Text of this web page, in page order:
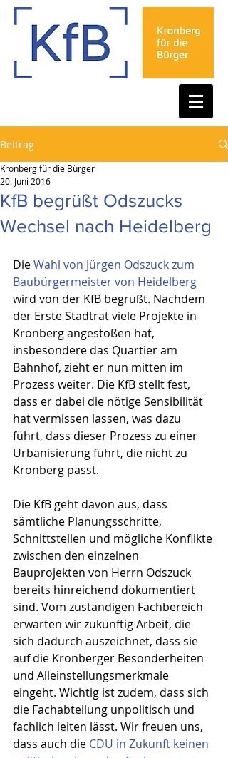
Beitrag
KfB begrüßt Odszucks
Wechsel nach Heidelberg
Kronberg für die Bürger
20. Juni 2016
Die Wahl von Jürgen Odszuck zum
Baubürgermeister von Heidelberg
wird von der KfB begrüßt. Nachdem
der Erste Stadtrat viele Projekte in
Kronberg angestoßen hat,
insbesondere das Quartier am
Bahnhof, zieht er nun mitten im
Prozess weiter. Die KfB stellt fest,
dass er dabei die nötige Sensibilität
hat vermissen lassen, was dazu
führt, dass dieser Prozess zu einer
Urbanisierung führt, die nicht zu
Kronberg passt.
Die KfB geht davon aus, dass
sämtliche Planungsschritte,
Schnittstellen und mögliche Konflikte
zwischen den einzelnen
Bauprojekten von Herrn Odszuck
bereits hinreichend dokumentiert
sind. Vom zuständigen Fachbereich
erwarten wir zukünftig Arbeit, die
sich dadurch auszeichnet, dass sie
auf die Kronberger Besonderheiten
und Alleinstellungsmerkmale
eingeht. Wichtig ist zudem, dass sich
die Fachabteilung unpolitisch und
fachlich leiten lässt. Wir freuen uns,
dass auch die CDU in Zukunft keinen